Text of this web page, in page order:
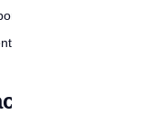
pierde
y